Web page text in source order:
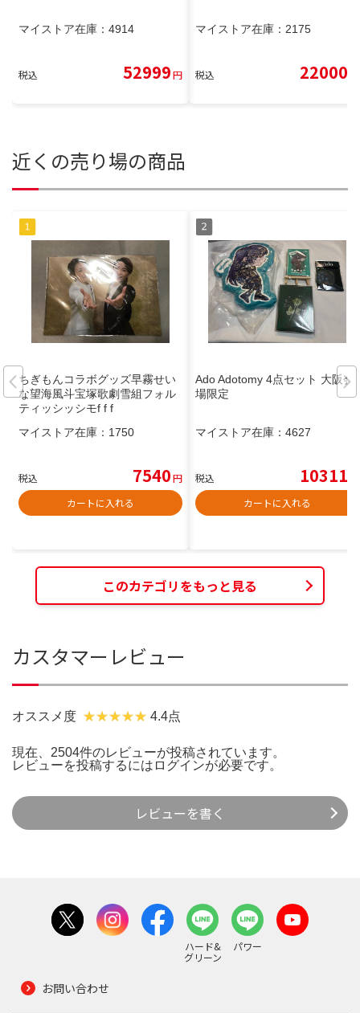
マイストア在庫： 4914
税込 52999円
マイストア在庫： 2175
税込 22000
近くの売り場の商品
ちぎもんコラボグッズ早霧せい
な望海風斗宝塚歌劇雪組フォル
ティッシッシモf f f
マイストア在庫： 1750
税込 7540円
カートに入れる
Ado Adotomy 4点セット 大阪会
場限定
マイストア在庫： 4627
税込 10311
カートに入れる
このカテゴリをもっと見る
カスタマーレビュー
オススメ度 4.4点
現在、2504件のレビューが投稿されています。
レビューを投稿するには ログインが必要です。
レビューを書く
ハード&
グリーン
パワー
お問い合わせ